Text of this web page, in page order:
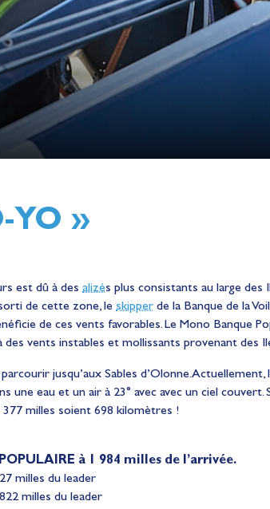
YO »
est dû à des alizés plus consistants au large des
de cette zone, le skipper de la Banque de la
de ces vents favorables. Le Mono Banque
des vents instables et mollissants provenant des
jusqu’aux Sables d’Olonne. Actuellement,
une eau et un air à 23° avec avec un ciel couvert.
milles soient 698 kilomètres !
à 1 984 milles de l’arrivée.
milles du leader
milles du leader